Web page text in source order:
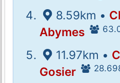
8.59km •
Abymes
11.97km •
Gosier